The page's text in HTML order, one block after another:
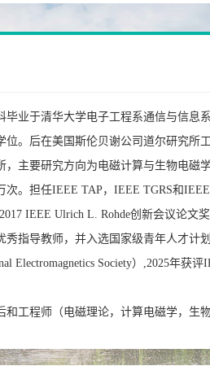
毕业于清华大学电子工程系通信与信息
位。后在美国斯伦贝谢公司道尔研究所
，主要研究方向为电磁计算与生物电磁
次。担任IEEE TAP，IEEE TGRS和
2017 IEEE Ulrich L. Rohde创新会议论
秀指导教师，并入选国家级青年人才计
Electromagnetics Society）,2025年获评
和工程师（电磁理论，计算电磁学，生